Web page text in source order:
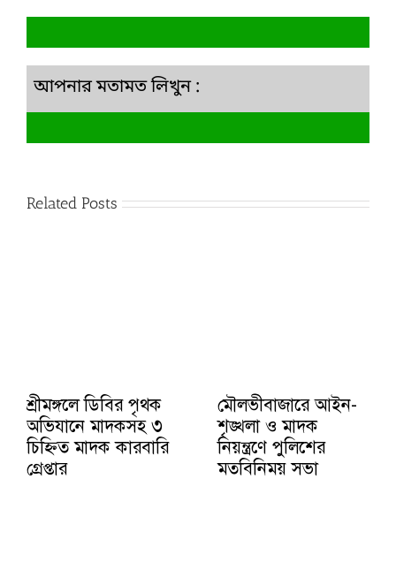
আপনার মতামত লিখুন :
Related Posts
শ্রীমঙ্গলে ডিবির পৃথক
অভিযানে মাদকসহ ৩
চিহ্নিত মাদক কারবারি
গ্রেপ্তার
মৌলভীবাজারে আইন-
শৃঙ্খলা ও মাদক
নিয়ন্ত্রণে পুলিশের
মতবিনিময় সভা